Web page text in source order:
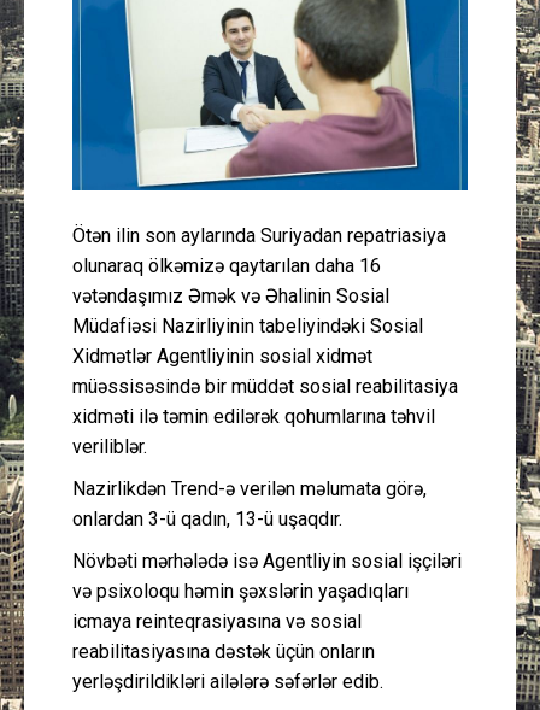
Müsahibə
İdman
Layihə
Peşə etikası
Əlaqə
Ötən ilin son aylarında Suriyadan repatriasiya
olunaraq ölkəmizə qaytarılan daha 16
vətəndaşımız Əmək və Əhalinin Sosial
Müdafiəsi Nazirliyinin tabeliyindəki Sosial
Xidmətlər Agentliyinin sosial xidmət
müəssisəsində bir müddət sosial reabilitasiya
xidməti ilə təmin edilərək qohumlarına təhvil
veriliblər.
Nazirlikdən Trend-ə verilən məlumata görə,
onlardan 3-ü qadın, 13-ü uşaqdır.
Növbəti mərhələdə isə Agentliyin sosial işçiləri
və psixoloqu həmin şəxslərin yaşadıqları
icmaya reinteqrasiyasına və sosial
reabilitasiyasına dəstək üçün onların
yerləşdirildikləri ailələrə səfərlər edib.